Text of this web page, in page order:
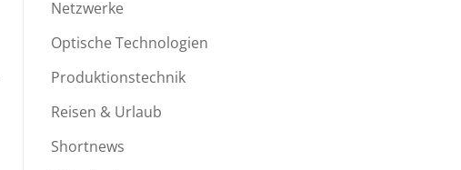
Netzwerke
Optische Technologien
Produktionstechnik
Reisen & Urlaub
Shortnews